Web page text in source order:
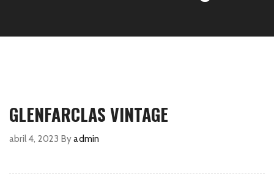
GLENFARCLAS VINTAGE
abril 4, 2023 Byadmin